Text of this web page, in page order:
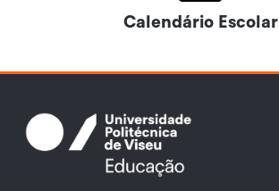
Calendário Escolar